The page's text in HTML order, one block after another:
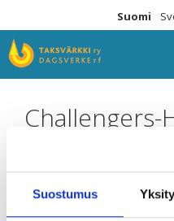
Suostumus
sisältöön
Suomi
Challengers-